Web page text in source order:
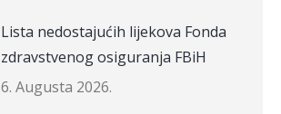
Lista nedostajućih lijekova Fonda
zdravstvenog osiguranja FBiH
6. Augusta 2026.